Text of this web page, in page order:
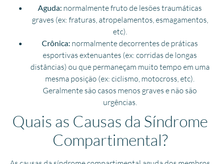
Aguda: normalmente fruto de lesões traumáticas
graves (ex: fraturas, atropelamentos, esmagamentos,
etc).
Crônica: normalmente decorrentes de práticas
esportivas extenuantes (ex: corridas de longas
distâncias) ou que permaneçam muito tempo em uma
mesma posição (ex: ciclismo, motocross, etc).
Geralmente são casos menos graves e não são
urgências.
Quais as Causas da Síndrome
Compartimental?